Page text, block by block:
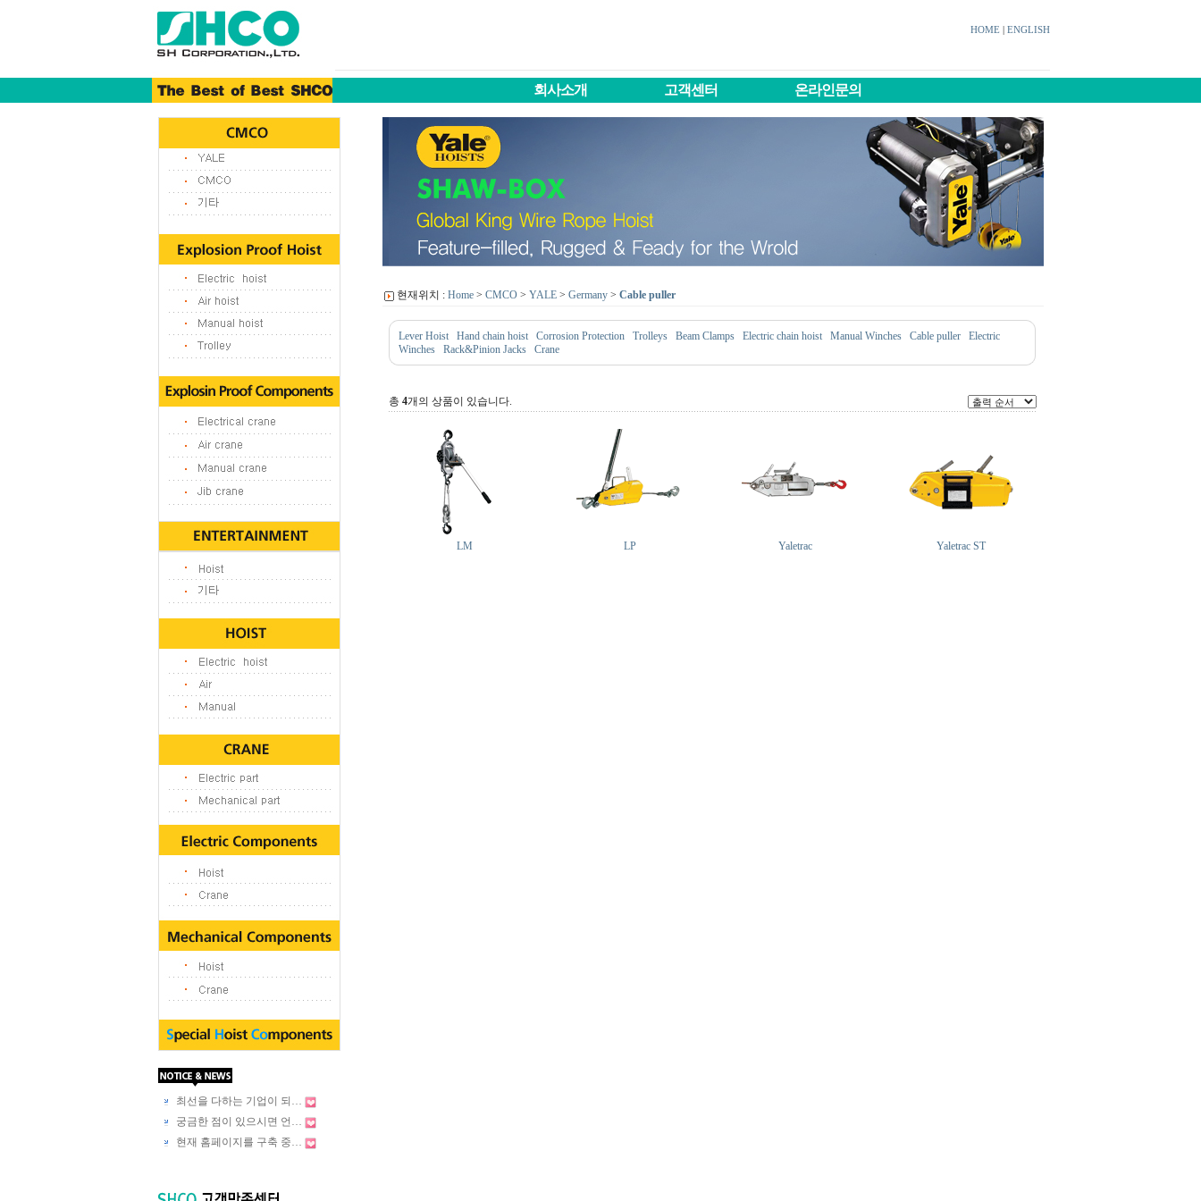
HOME| ENGLISH
회사소개 고객센터 온라인문의
최선을 다하는 기업이 되…
궁금한 점이 있으시면 언…
현재 홈페이지를 구축 중…
현재위치 : Home> CMCO> YALE> Germany> Cable puller
Lever Hoist Hand chain hoist Corrosion Protection Trolleys Beam Clamps Electric chain hoist Manual Winches Cable puller
Electric
Winches
Rack&Pinion Jacks Crane
총 4개의 상품이 있습니다.
LM LP Yaletrac Yaletrac ST